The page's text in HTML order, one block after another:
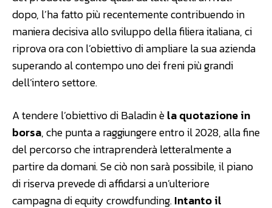
dopo, l’ha fatto più recentemente contribuendo in
maniera decisiva allo sviluppo della filiera italiana, ci
riprova ora con l’obiettivo di ampliare la sua azienda
superando al contempo uno dei freni più grandi
dell’intero settore.
A tendere l’obiettivo di Baladin èla quotazione in
borsa, che punta a raggiungere entro il 2028, alla fine
del percorso che intraprenderà letteralmente a
partire da domani. Se ciò non sarà possibile, il piano
di riserva prevede di affidarsi a un’ulteriore
campagna di equity crowdfunding.Intanto il